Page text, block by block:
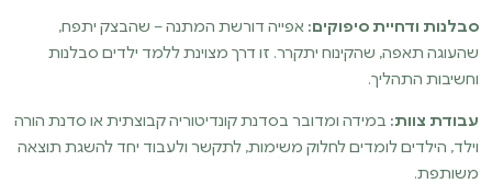
סבלנות ודחיית סיפוקים: אפייה דורשת המתנה – שהבצק יתפח,
שהעוגה תאפה, שהקינוח יתקרר. זו דרך מצוינת ללמד ילדים סבלנות
וחשיבות התהליך.
עבודת צוות: במידה ומדובר בסדנת קונדיטוריה קבוצתית או סדנת הורה
וילד, הילדים לומדים לחלוק משימות, לתקשר ולעבוד יחד להשגת תוצאה
משותפת.